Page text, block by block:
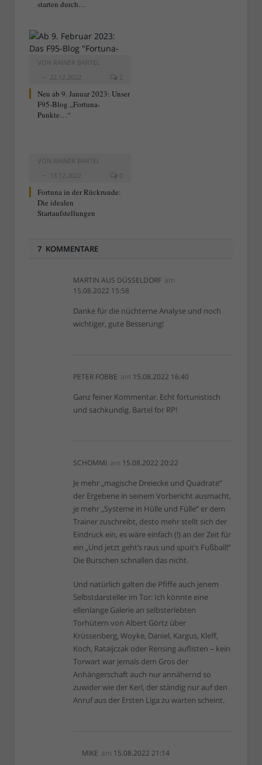
starten durch…
VON RAINER BARTEL
22.12.2022
2
Neu ab 9. Januar 2023: Unser
F95-Blog „Fortuna-
Punkte…“
VON RAINER BARTEL
13.12.2022
0
Fortuna in der Rückrunde:
Die idealen
Startaufstellungen
7 KOMMENTARE
MARTIN AUS DÜSSELDORF am
15.08.2022 15:58
Danke für die nüchterne Analyse und noch
wichtiger, gute Besserung!
PETER FOBBE am 15.08.2022 16:40
Ganz feiner Kommentar. Echt fortunistisch
und sachkundig. Bartel for RP!
SCHOMMI am 15.08.2022 20:22
Je mehr „magische Dreiecke und Quadrate“
der Ergebene in seinem Vorbericht ausmacht,
je mehr „Systeme in Hülle und Fülle“ er dem
Trainer zuschreibt, desto mehr stellt sich der
Eindruck ein, es wäre einfach (!) an der Zeit für
ein „Und jetzt geht’s raus und spuit’s Fußball!“
Die Burschen schnallen das nicht.
Und natürlich galten die Pfiffe auch jenem
Selbstdarsteller im Tor: Ich könnte eine
ellenlange Galerie an selbsterlebten
Torhütern von Albert Görtz über
Krüssenberg, Woyke, Daniel, Kargus, Kleff,
Koch, Rataijczak oder Rensing auflisten – kein
Torwart war jemals dem Gros der
Anhängerschaft auch nur annähernd so
zuwider wie der Kerl, der ständig nur auf den
Anruf aus der Ersten Liga zu warten scheint.
MIKE am 15.08.2022 21:14